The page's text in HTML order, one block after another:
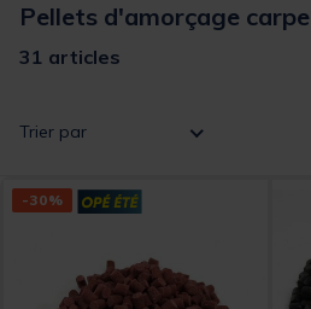
Pellets d'amorçage carpe
31 articles
Trier par
-30%